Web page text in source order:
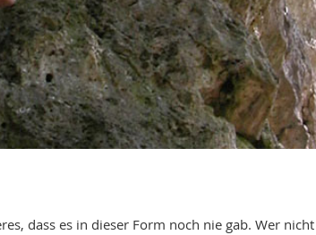
dass es in dieser Form noch nie gab. Wer